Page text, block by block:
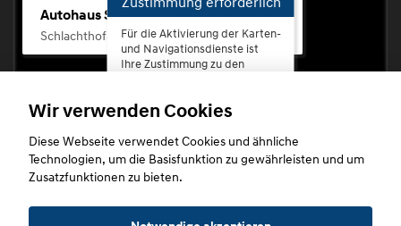
Autohaus Scherhag
Schlachthofstr. 68, 56073 Koblenz-Rauental
Für die Aktivierung der Karten-
und Navigationsdienste ist
Ihre Zustimmung zu den
erforderlich.
Zustimmen
Copyright © 2026. Autohaus Scherhag
Wir verwenden Cookies
Diese Webseite verwendet Cookies und ähnliche
Technologien, um die Basisfunktion zu gewährleisten und um
Zusatzfunktionen zu bieten.